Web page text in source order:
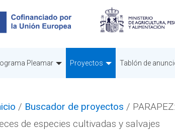
Pleamar Proyectos Tablón de
/ Buscador de proyectos /
de especies cultivadas y salvajes